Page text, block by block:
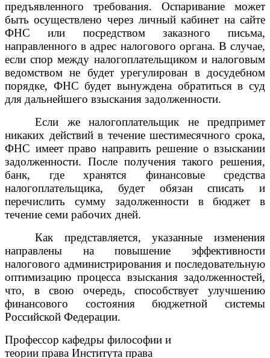
предъявленного требования. Оспаривание может
быть осуществлено через личный кабинет на сайте
ФНС или посредством заказного письма,
направленного в адрес налогового органа. В случае,
если спор между налогоплательщиком и налоговым
ведомством не будет урегулирован в досудебном
порядке, ФНС будет вынуждена обратиться в суд
для дальнейшего взыскания задолженности.
Если же налогоплательщик не предпримет
никаких действий в течение шестимесячного срока,
ФНС имеет право направить решение о взыскании
задолженности. После получения такого решения,
банк, где хранятся финансовые средства
налогоплательщика, будет обязан списать и
перечислить сумму задолженности в бюджет в
течение семи рабочих дней.
Как представляется, указанные изменения
направлены на повышение эффективности
налогового администрирования и последовательную
оптимизацию процесса взыскания задолженностей,
что, в свою очередь, способствует улучшению
финансового состояния бюджетной системы
Российской Федерации.
Профессор кафедры философии и
теории права Института права